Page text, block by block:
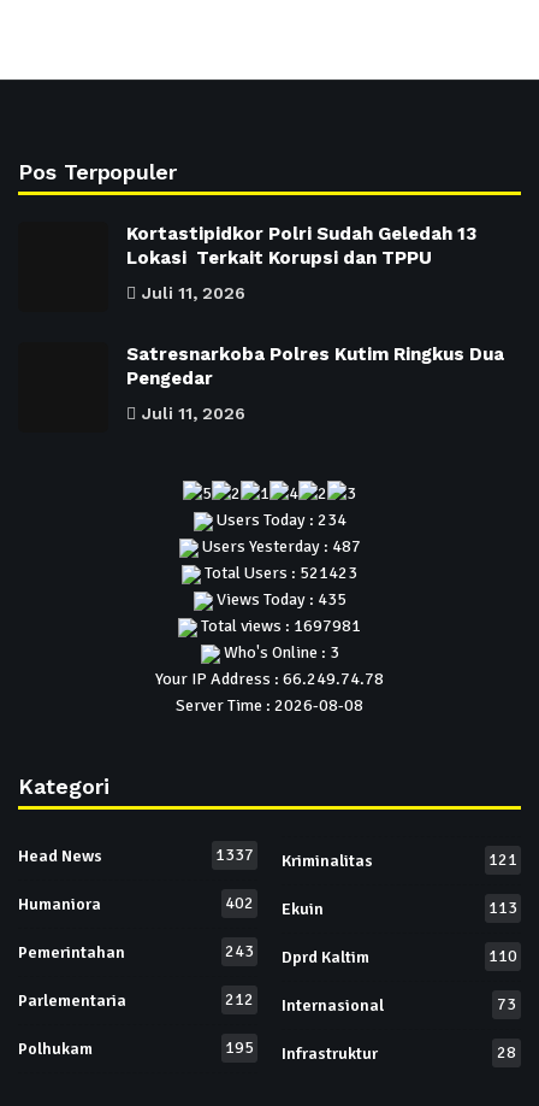
Pos Terpopuler
Kortastipidkor Polri Sudah Geledah 13
Lokasi Terkait Korupsi dan TPPU
Juli 11, 2026
Satresnarkoba Polres Kutim Ringkus Dua
Pengedar
Juli 11, 2026
Users Today : 234
Users Yesterday : 487
Total Users : 521423
Views Today : 435
Total views : 1697981
Who's Online : 3
Your IP Address : 66.249.74.78
Server Time : 2026-08-08
Kategori
Head News 1337
Humaniora 402
Pemerintahan 243
Parlementaria 212
Polhukam 195
Kriminalitas 121
Ekuin 113
Dprd Kaltim 110
Internasional 73
Infrastruktur 28